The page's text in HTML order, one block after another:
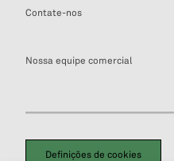
Contate-nos
Nossa equipe comercial
Definições de cookies